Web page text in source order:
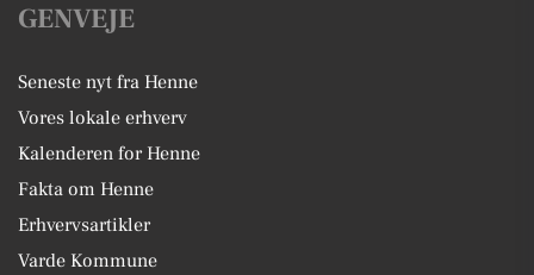
GENVEJE
Seneste nyt fra Henne
Vores lokale erhverv
Kalenderen for Henne
Fakta om Henne
Erhvervsartikler
Varde Kommune